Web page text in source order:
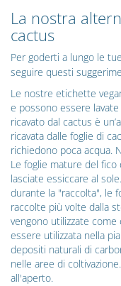
La nostra
cactus
Per goderti a lungo le
seguire questi
Le nostre etichette
e possono essere
ricavato dal cactus è
ricavata dalle foglie di
richiedono poca acqua.
Le foglie mature del
lasciate essiccare al
durante la "raccolta", le
raccolte più volte dalla
vengono utilizzate
essere utilizzata nella
depositi naturali di
nelle aree di
all'aperto.